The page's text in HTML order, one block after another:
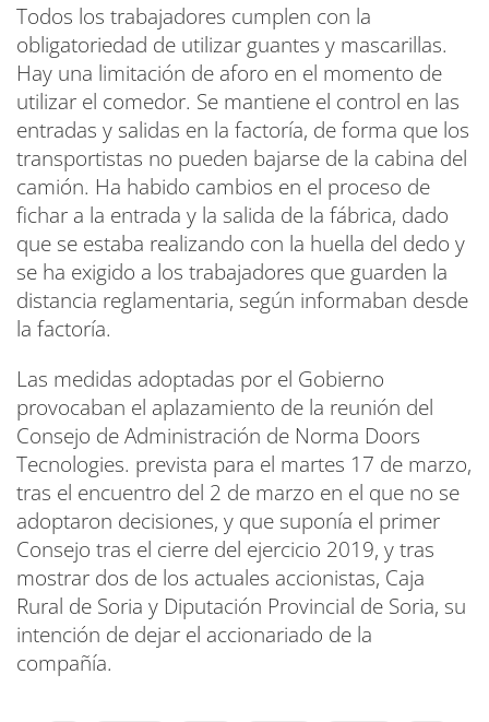
Todos los trabajadores cumplen con la
obligatoriedad de utilizar guantes y mascarillas.
Hay una limitación de aforo en el momento de
utilizar el comedor. Se mantiene el control en las
entradas y salidas en la factoría, de forma que los
transportistas no pueden bajarse de la cabina del
camión. Ha habido cambios en el proceso de
fichar a la entrada y la salida de la fábrica, dado
que se estaba realizando con la huella del dedo y
se ha exigido a los trabajadores que guarden la
distancia reglamentaria, según informaban desde
la factoría.
Las medidas adoptadas por el Gobierno
provocaban el aplazamiento de la reunión del
Consejo de Administración de Norma Doors
Tecnologies. prevista para el martes 17 de marzo,
tras el encuentro del 2 de marzo en el que no se
adoptaron decisiones, y que suponía el primer
Consejo tras el cierre del ejercicio 2019, y tras
mostrar dos de los actuales accionistas, Caja
Rural de Soria y Diputación Provincial de Soria, su
intención de dejar el accionariado de la
compañía.